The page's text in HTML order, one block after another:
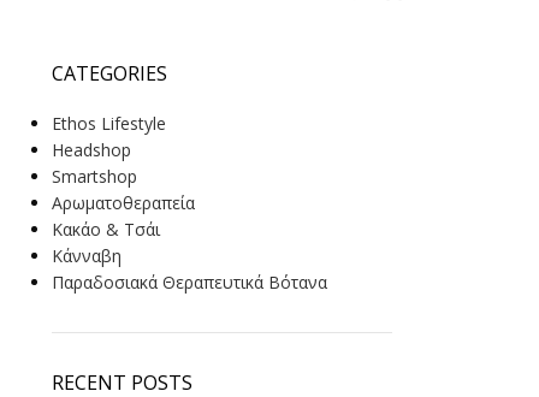
CATEGORIES
Ethos Lifestyle
Headshop
Smartshop
Αρωματοθεραπεία
Κακάο & Τσάι
Κάνναβη
Παραδοσιακά Θεραπευτικά Βότανα
RECENT POSTS